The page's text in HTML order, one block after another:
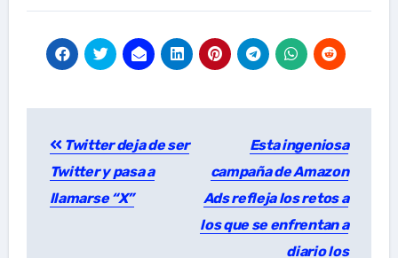
navigation
Twitter deja de ser
Twitter y pasa a
llamarse “X”
Esta ingeniosa
campaña de Amazon
Ads refleja los retos a
los que se enfrentan a
diario los